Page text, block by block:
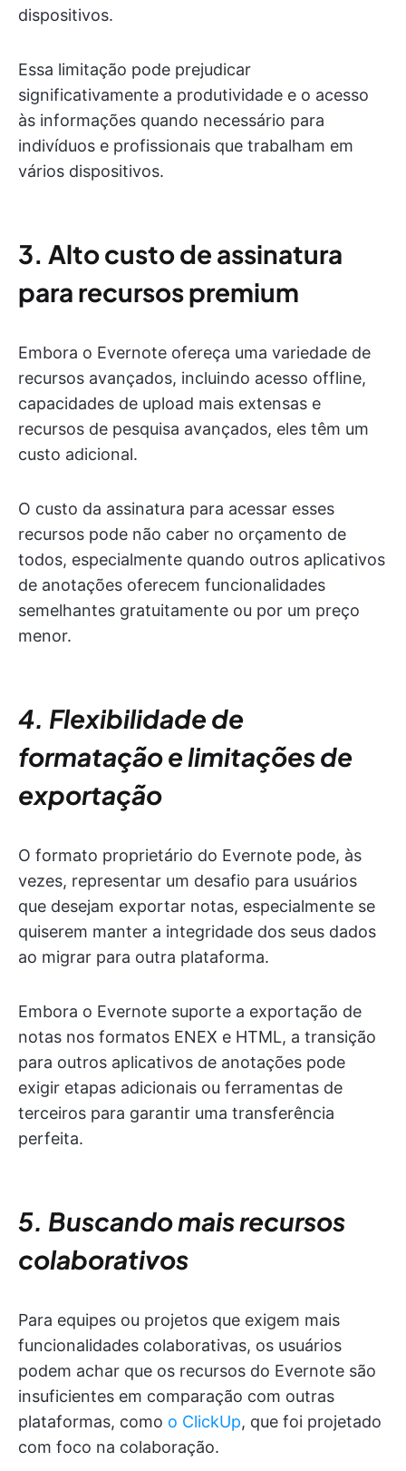
dispositivos.
Essa limitação pode prejudicar
significativamente a produtividade e o acesso
às informações quando necessário para
indivíduos e profissionais que trabalham em
vários dispositivos.
3. Alto custo de assinatura
para recursos premium
Embora o Evernote ofereça uma variedade de
recursos avançados, incluindo acesso offline,
capacidades de upload mais extensas e
recursos de pesquisa avançados, eles têm um
custo adicional.
O custo da assinatura para acessar esses
recursos pode não caber no orçamento de
todos, especialmente quando outros aplicativos
de anotações oferecem funcionalidades
semelhantes gratuitamente ou por um preço
menor.
4. Flexibilidade de
formatação e limitações de
exportação
O formato proprietário do Evernote pode, às
vezes, representar um desafio para usuários
que desejam exportar notas, especialmente se
quiserem manter a integridade dos seus dados
ao migrar para outra plataforma.
Embora o Evernote suporte a exportação de
notas nos formatos ENEX e HTML, a transição
para outros aplicativos de anotações pode
exigir etapas adicionais ou ferramentas de
terceiros para garantir uma transferência
perfeita.
5. Buscando mais recursos
colaborativos
Para equipes ou projetos que exigem mais
funcionalidades colaborativas, os usuários
podem achar que os recursos do Evernote são
insuficientes em comparação com outras
plataformas, como o ClickUp, que foi projetado
com foco na colaboração.